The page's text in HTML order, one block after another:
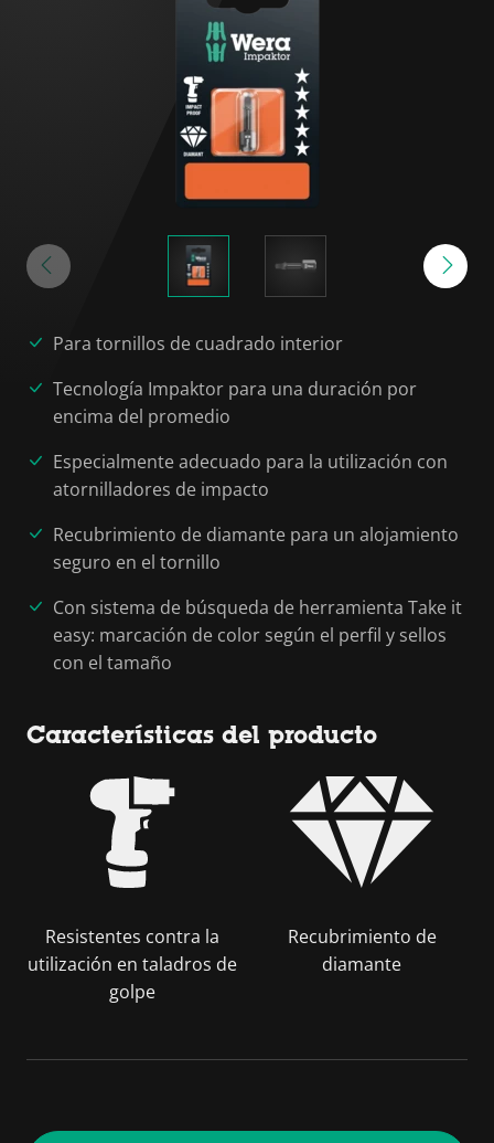
Para tornillos de cuadrado interior
Tecnología Impaktor para una duración por
encima del promedio
Especialmente adecuado para la utilización con
atornilladores de impacto
Recubrimiento de diamante para un alojamiento
seguro en el tornillo
Con sistema de búsqueda de herramienta Take it
easy: marcación de color según el perfil y sellos
con el tamaño
Características del producto
Resistentes contra la
utilización en taladros de
golpe
Recubrimiento de
diamante